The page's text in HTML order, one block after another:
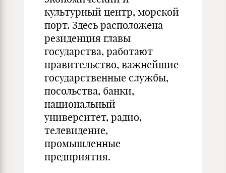
культурный центр, морской
порт. Здесь расположена
резиденция главы
государства, работают
правительство, важнейшие
государственные службы,
посольства, банки,
национальный
университет, радио,
телевидение,
промышленные
предприятия.